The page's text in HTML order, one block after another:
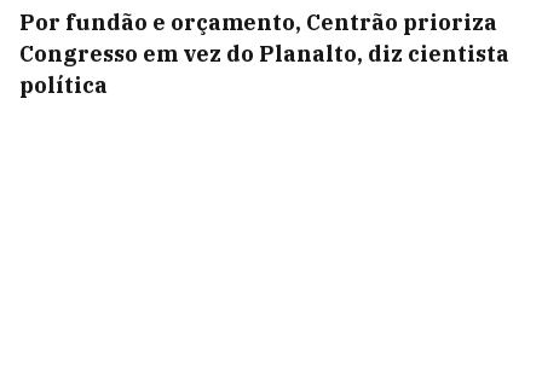
Por fundão e orçamento, Centrão prioriza
Congresso em vez do Planalto, diz cientista
política